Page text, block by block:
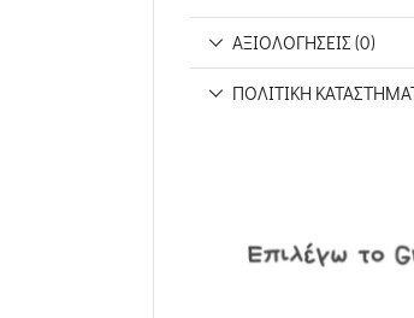
ΑΞΙΟΛΟΓΉΣΕΙΣ (0)
ΠΟΛΙΤΙΚΉ